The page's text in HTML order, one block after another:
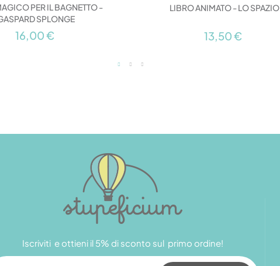
PER IL BAGNETTO -
SPLONGE
16,00 €
LIBRO ANIMATO - LO SPAZIO
13,50 €
Iscriviti e ottieni il 5% di sconto sul primo ordine!